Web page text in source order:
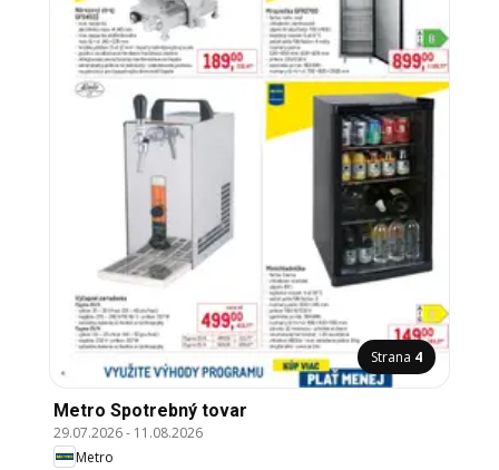
Strana 4
Metro Spotrebný tovar
29.07.2026- 11.08.2026
Metro